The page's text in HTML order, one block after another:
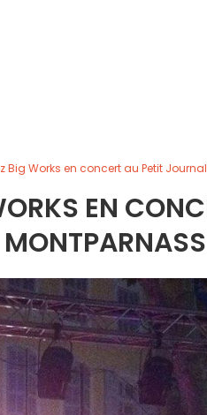
Big Works en concert au Petit
EN